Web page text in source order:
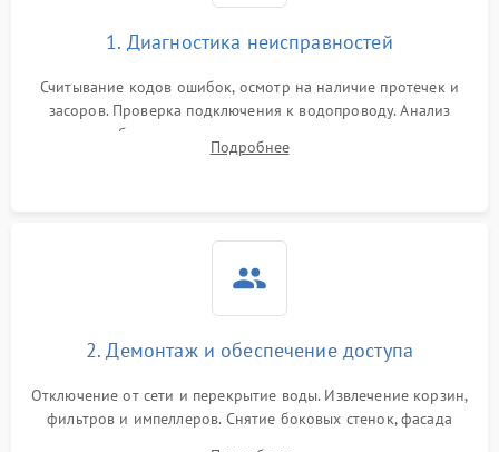
1. Диагностика неисправностей
Считывание кодов ошибок, осмотр на наличие протечек и
засоров. Проверка подключения к водопроводу. Анализ
жалоб на отсутствие слива, нагрева, вращения
разбрызгивателей или срабатывание системы защиты
Подробнее
2. Демонтаж и обеспечение доступа
Отключение от сети и перекрытие воды. Извлечение корзин,
фильтров и импеллеров. Снятие боковых стенок, фасада